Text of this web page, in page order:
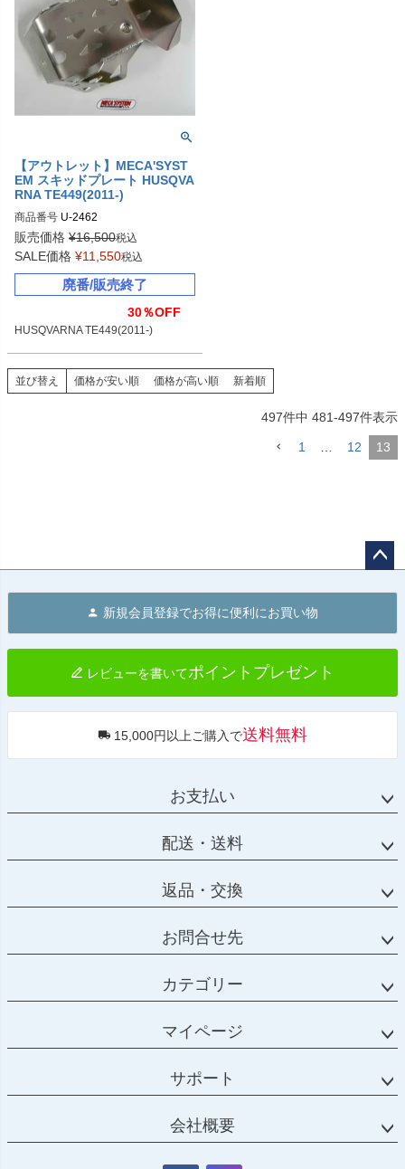
【アウトレット】MECA'SYST
EM スキッドプレート HUSQVA
RNA TE449(2011-)
商品番号 U-2462
販売価格 ¥16,500税込
SALE価格 ¥11,550税込
廃番/販売終了
30％OFF
HUSQVARNA TE449(2011-)
並び替え 価格が安い順 価格が高い順 新着順
497件中 481-497件表示
1 12 13
へ
新規会員登録でお得に便利にお買い物
レビューを書いてポイントプレゼント
15,000円以上ご購入で送料無料
お支払い
配送・送料
返品・交換
お問合せ先
カテゴリー
マイページ
サポート
会社概要